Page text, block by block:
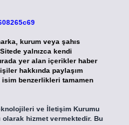
kurum veya şahıs
yalnızca kendi
yer alan içerikler haber
hakkında paylaşım
isim benzerlikleri tamamen
ve İletişim Kurumu
olarak hizmet vermektedir. Bu